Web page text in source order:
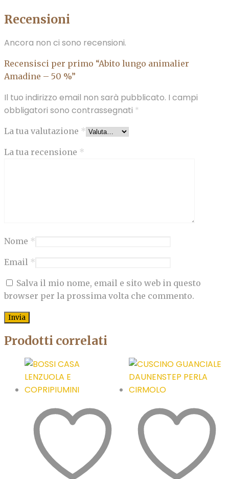
Recensioni
Ancora non ci sono recensioni.
Recensisci per primo “Abito lungo animalier
Amadine – 50 %”
Il tuo indirizzo email non sarà pubblicato. I campi
obbligatori sono contrassegnati *
La tua valutazione *
La tua recensione *
Nome *
Email *
Salva il mio nome, email e sito web in questo
browser per la prossima volta che commento.
Prodotti correlati